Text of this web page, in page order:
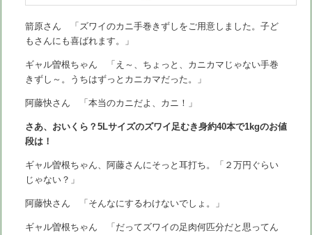
箭原さん 「ズワイのカニ手巻きずしをご用意しました。子ど
もさんにも喜ばれます。」
ギャル曽根ちゃん 「え～、ちょっと、カニカマじゃない手巻
きずし～。うちはずっとカニカマだった。」
阿藤快さん 「本当のカニだよ、カニ！」
さあ、おいくら？5Lサイズのズワイ足むき身約40本で1kgのお値
段は！
ギャル曽根ちゃん、阿藤さんにそっと耳打ち。「２万円ぐらい
じゃない？」
阿藤快さん 「そんなにするわけないでしょ。」
ギャル曽根ちゃん 「だってズワイの足肉何匹分だと思ってん